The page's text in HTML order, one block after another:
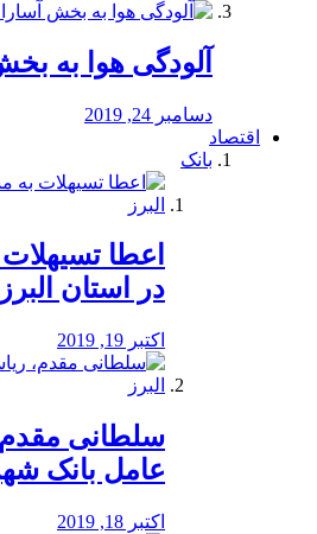
آلودگی هوا به
دسامبر 24, 2019
اقتصاد
بانک
️اعطا
در استان البرز
اکتبر 19, 2019
سلطانی
عامل بانک
اکتبر 18, 2019